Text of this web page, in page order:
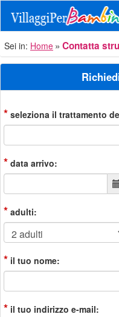
Sei in: Home Contatta
* seleziona il trattamento
* data arrivo:
* adulti:
* il tuo nome:
* il tuo indirizzo e-mail: